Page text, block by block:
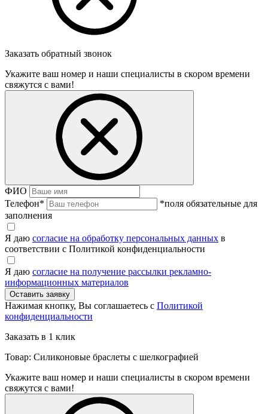
Заказать обратный звонок
Укажите ваш номер и наши специалисты в скором времени
свяжутся с вами!
ФИО
Телефон*
*поля обязательные для
заполнения
Я даю согласие на обработку персональных данных в
соответствии с Политикой конфиденциальности
Я даю согласие на получение рассылки рекламно-
информационных материалов
Нажимая кнопку, Вы соглашаетесь с Политикой
конфиденциальности
Заказать в 1 клик
Товар: Силиконовые браслеты с шелкографией
Укажите ваш номер и наши специалисты в скором времени
свяжутся с вами!